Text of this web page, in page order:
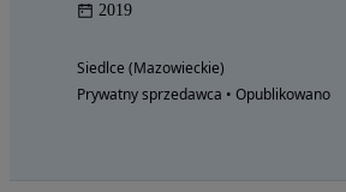
2019
Siedlce (Mazowieckie)
Prywatny sprzedawca • Opublikowano